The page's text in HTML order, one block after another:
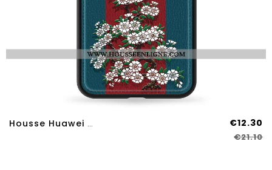
Housse Huawei Mate 10 Gaufrage Tendance Style Chinois Silicone Téléphone Portable Mode Étui Bleu Fon €12.30
€21.10